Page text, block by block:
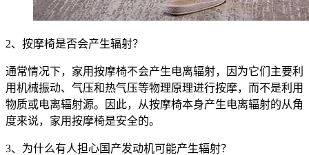
2、按摩椅是否会产生辐射？
通常情况下，家用按摩椅不会产生电离辐射，因为它们主要利
用机械振动、气压和热气压等物理原理进行按摩，而不是利用
物质或电离辐射源。因此，从按摩椅本身产生电离辐射的从角
度来说，家用按摩椅是安全的。
3、为什么有人担心国产发动机可能产生辐射？